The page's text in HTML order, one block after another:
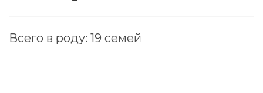
Всего в роду: 19 семей